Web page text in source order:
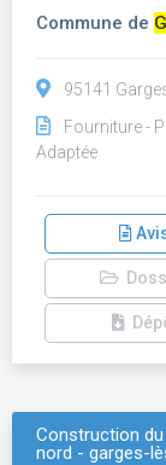
Commune de
95141
Fourniture -
Adaptée
Construction
nord - garges-